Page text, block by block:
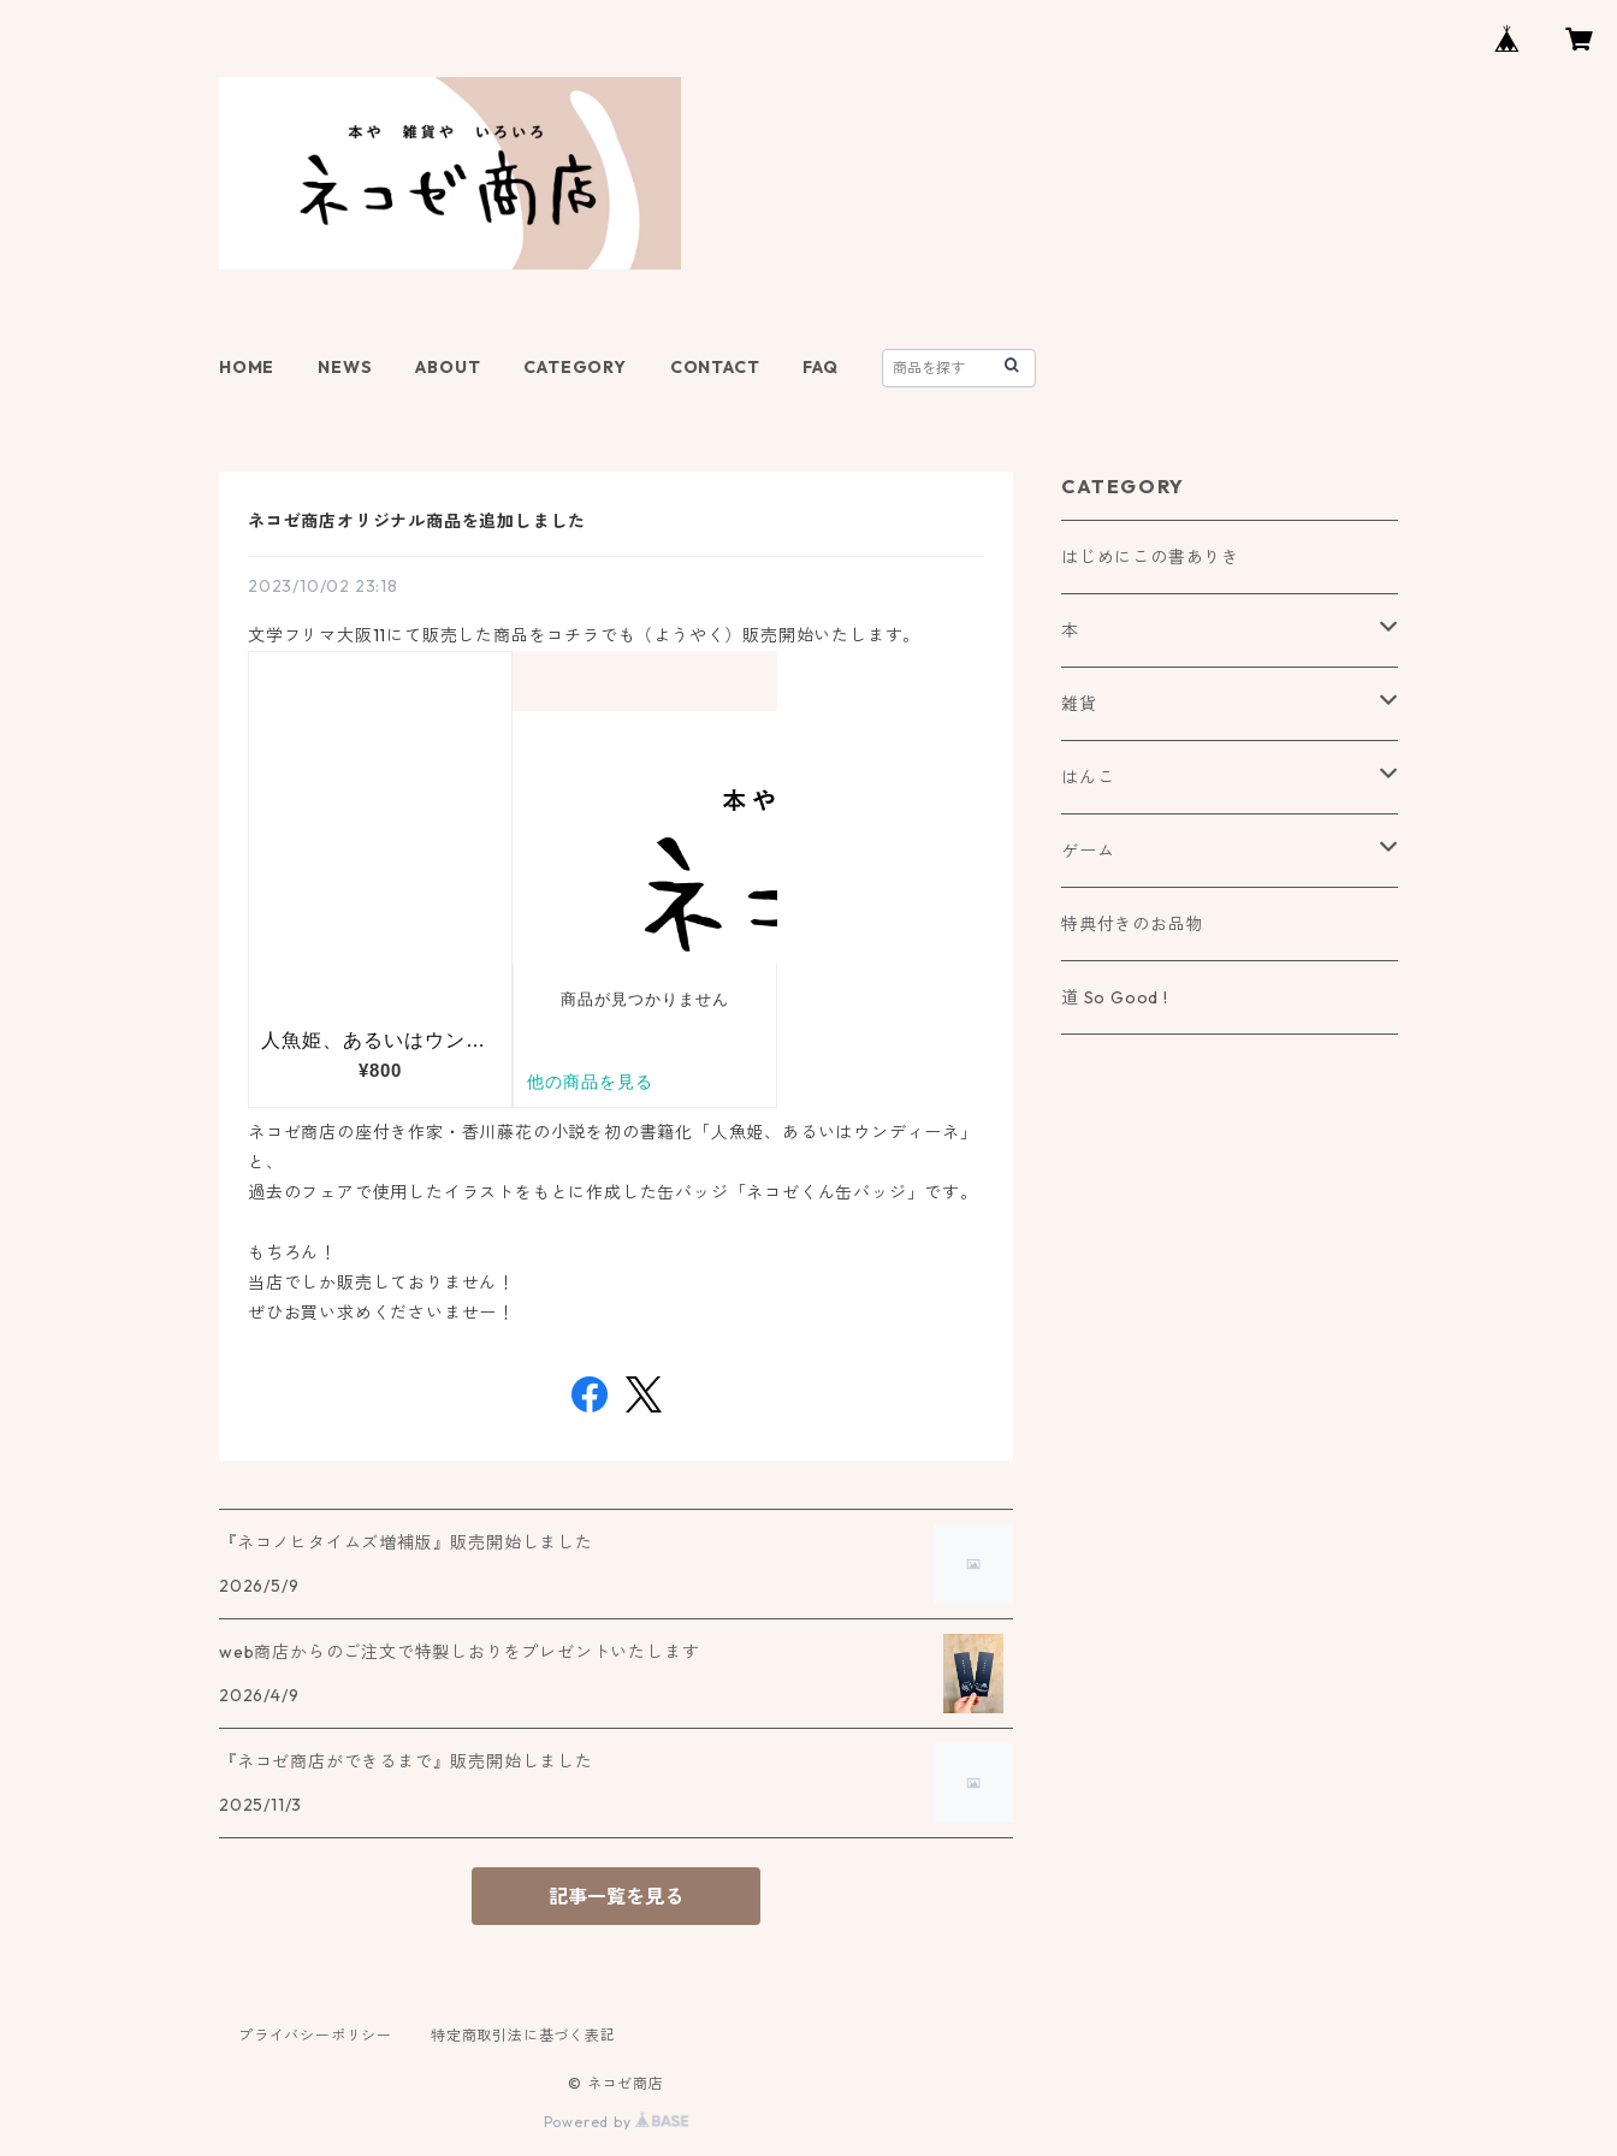
HOME NEWS ABOUT CATEGORY CONTACT FAQ
ネコゼ商店オリジナル商品を追加しました
2023/10/02 23:18
文学フリマ大阪11にて販売した商品をコチラでも（ようやく）販売開始いたします。
ネコゼ商店の座付き作家・香川藤花の小説を初の書籍化「人魚姫、あるいはウンディーネ」
と、
過去のフェアで使用したイラストをもとに作成した缶バッジ「ネコゼくん缶バッジ」です。
もちろん！
当店でしか販売しておりません！
ぜひお買い求めくださいませー！
『ネコノヒタイムズ増補版』販売開始しました
2026/5/9
web商店からのご注文で特製しおりをプレゼントいたします
2026/4/9
『ネコゼ商店ができるまで』販売開始しました
2025/11/3
記事一覧を見る
CATEGORY
はじめにこの書ありき
本
食べもの飲みものお酒とか
アートや絵本の世界
だれかの考えごと
詩歌と会う
物語に飛びこむ
雑貨
kurofutago
ブローチ
ミラー
文具
はんこ
オスコラボ
カタチ×モヨウスタンプ
小さなカタチ×モヨウスタンプ
タカトモハンコ
ゲーム
Atelier Mimir
特典付きのお品物
道 So Good !
プライバシーポリシー 特定商取引法に基づく表記
© ネコゼ商店
Powered by